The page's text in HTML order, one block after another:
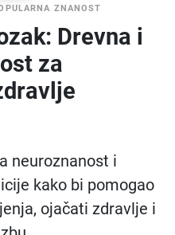
ZNANOST
Drevna i
za
neuroznanost i
kako bi pomogao
ojačati zdravlje i